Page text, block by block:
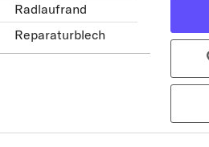
Radlaufrand
Reparaturblech